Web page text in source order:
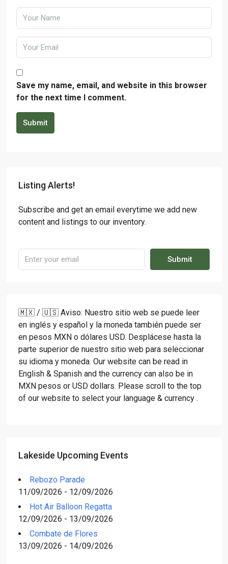
Save my name, email, and website in this browser
for the next time I comment.
Submit
Listing Alerts!
Subscribe and get an email everytime we add new
content and listings to our inventory.
Submit
🇲🇽 / 🇺🇸 Aviso: Nuestro sitio web se puede leer
en inglés y español y la moneda también puede ser
en pesos MXN o dólares USD. Desplácese hasta la
parte superior de nuestro sitio web para seleccionar
su idioma y moneda. Our website can be read in
English & Spanish and the currency can also be in
MXN pesos or USD dollars. Please scroll to the top
of our website to select your language & currency .
Lakeside Upcoming Events
Rebozo Parade
11/09/2026 - 12/09/2026
Hot Air Balloon Regatta
12/09/2026 - 13/09/2026
Combate de Flores
13/09/2026 - 14/09/2026